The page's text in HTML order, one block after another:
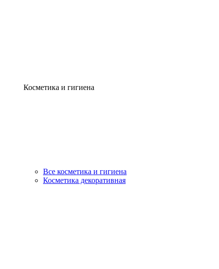
Косметика и гигиена
Все косметика и гигиена
Косметика декоративная